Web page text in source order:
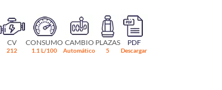
CV
212
CONSUMO
1.1 L/100
CAMBIO
Automático
PLAZAS
5
PDF
Descargar